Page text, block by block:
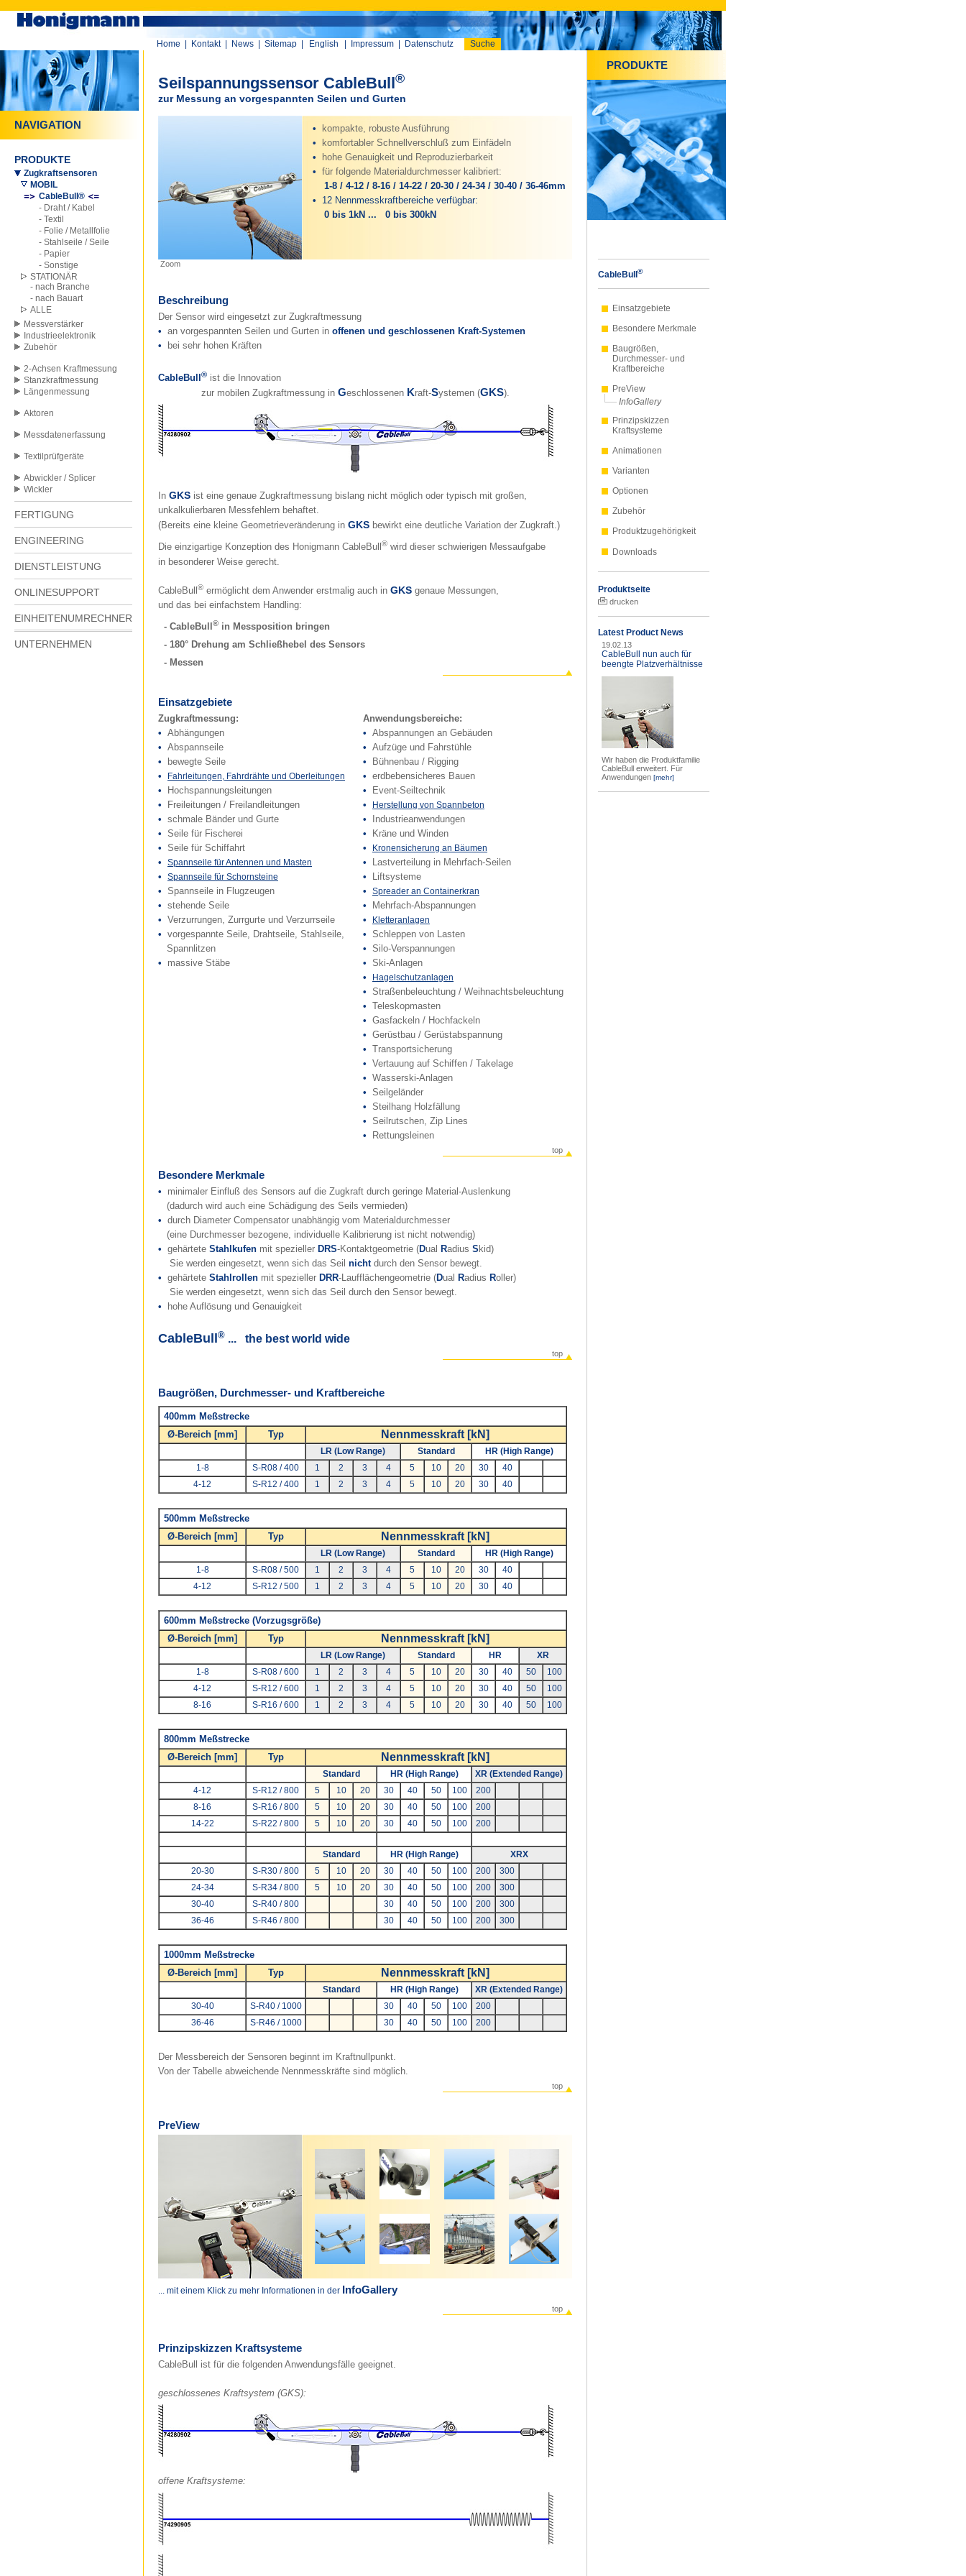
Home Kontakt News Sitemap English Impressum Datenschutz Suche
NAVIGATION
PRODUKTE
Zugkraftsensoren
MOBIL
CableBull®
- Draht / Kabel
- Textil
- Folie / Metallfolie
- Stahlseile / Seile
- Papier
- Sonstige
STATIONÄR
- nach Branche
- nach Bauart
ALLE
Messverstärker
Industrieelektronik
Zubehör
2-Achsen Kraftmessung
Stanzkraftmessung
Längenmessung
Aktoren
Messdatenerfassung
Textilprüfgeräte
Abwickler / Splicer
Wickler
FERTIGUNG
ENGINEERING
DIENSTLEISTUNG
ONLINESUPPORT
EINHEITENUMRECHNER
UNTERNEHMEN
Seilspannungssensor CableBull ®
zur Messung an vorgespannten Seilen und Gurten
• kompakte, robuste Ausführung
• komfortabler Schnellverschluß zum Einfädeln
• hohe Genauigkeit und Reproduzierbarkeit
• für folgende Materialdurchmesser kalibriert:
1-8 / 4-12 / 8-16 / 14-22 / 20-30 / 24-34 / 30-40 / 36-46mm
•
12 Nennmesskraftbereiche verfügbar:
0 bis 1kN ... 0 bis 300kN
Zoom
Beschreibung
Der Sensor wird eingesetzt zur Zugkraftmessung
• an vorgespannten Seilen und Gurten in offenen und geschlossenen Kraft-Systemen
• bei sehr hohen Kräften
CableBull ® ist die Innovation
zur mobilen Zugkraftmessung in Geschlossenen Kraft-Systemen (GKS).
In GKS ist eine genaue Zugkraftmessung bislang nicht möglich oder typisch mit großen,
unkalkulierbaren Messfehlern behaftet.
(Bereits eine kleine Geometrieveränderung in GKS bewirkt eine deutliche Variation der Zugkraft.)
Die einzigartige Konzeption des Honigmann CableBull ® wird dieser schwierigen Messaufgabe
in besonderer Weise gerecht.
CableBull ® ermöglicht dem Anwender erstmalig auch in GKS genaue Messungen,
und das bei einfachstem Handling:
- CableBull ® in Messposition bringen
- 180° Drehung am Schließhebel des Sensors
- Messen
Einsatzgebiete
Zugkraftmessung:
• Abhängungen
• Abspannseile
• bewegte Seile
•
Fahrleitungen, Fahrdrähte und Oberleitungen
• Hochspannungsleitungen
• Freileitungen / Freilandleitungen
• schmale Bänder und Gurte
• Seile für Fischerei
• Seile für Schiffahrt
•
Spannseile für Antennen und Masten
• Spannseile für Schornsteine
• Spannseile in Flugzeugen
• stehende Seile
• Verzurrungen, Zurrgurte und Verzurrseile
• vorgespannte Seile, Drahtseile, Stahlseile,
Spannlitzen
• massive Stäbe
Anwendungsbereiche:
• Abspannungen an Gebäuden
• Aufzüge und Fahrstühle
• Bühnenbau / Rigging
• erdbebensicheres Bauen
• Event-Seiltechnik
•
Herstellung von Spannbeton
• Industrieanwendungen
• Kräne und Winden
•
Kronensicherung an Bäumen
• Lastverteilung in Mehrfach-Seilen
• Liftsysteme
•
Spreader an Containerkran
• Mehrfach-Abspannungen
•
Kletteranlagen
• Schleppen von Lasten
• Silo-Verspannungen
• Ski-Anlagen
•
Hagelschutzanlagen
• Straßenbeleuchtung / Weihnachtsbeleuchtung
• Teleskopmasten
• Gasfackeln / Hochfackeln
• Gerüstbau / Gerüstabspannung
• Transportsicherung
• Vertauung auf Schiffen / Takelage
• Wasserski-Anlagen
• Seilgeländer
• Steilhang Holzfällung
• Seilrutschen, Zip Lines
• Rettungsleinen
top
Besondere Merkmale
• minimaler Einfluß des Sensors auf die Zugkraft durch geringe Material-Auslenkung
(dadurch wird auch eine Schädigung des Seils vermieden)
• durch Diameter Compensator unabhängig vom Materialdurchmesser
(eine Durchmesser bezogene, individuelle Kalibrierung ist nicht notwendig)
• gehärtete Stahlkufen mit spezieller DRS-Kontaktgeometrie (Dual Radius S kid)
Sie werden eingesetzt, wenn sich das Seil nichtdurch den Sensor bewegt.
• gehärtete Stahlrollen mit spezieller DRR-Laufflächengeometrie (Dual Radius Roller)
Sie werden eingesetzt, wenn sich das Seil durch den Sensor bewegt.
• hohe Auflösung und Genauigkeit
CableBull ® ... the best world wide
top
Baugrößen, Durchmesser- und Kraftbereiche
400mm Meßstrecke
Ø-Bereich [mm]
Typ Nennmesskraft [kN]
LR (Low Range) Standard
HR (High Range)
1-8
S-R08 / 400 1 2 3 4 5 10 20 30
40
4-12
S-R12 / 400 1 2 3 4 5 10 20 30 40
500mm Meßstrecke
Ø-Bereich [mm]
Typ Nennmesskraft [kN]
LR (Low Range) Standard
HR (High Range)
1-8
S-R08 / 500 1 2 3 4 5 10 20 30
40
4-12
S-R12 / 500 1 2 3 4 5 10 20 30 40
600mm Meßstrecke (Vorzugsgröße)
Ø-Bereich [mm]
Typ Nennmesskraft [kN]
LR (Low Range) Standard HR
XR
1-8
S-R08 / 600 1 2 3 4 5 10 20 30 40 50
100
4-12
S-R12 / 600 1 2 3 4 5 10 20 30 40 50
100
8-16
S-R16 / 600 1 2 3 4 5 10 20 30 40 50 100
800mm Meßstrecke
Ø-Bereich [mm]
Typ Nennmesskraft [kN]
Standard HR (High Range)
XR (Extended Range)
4-12
S-R12 / 800 5 10 20 30 40 50 100
200
8-16
S-R16 / 800 5 10 20 30 40 50 100
200
14-22
S-R22 / 800 5 10 20 30 40 50 100 200
Standard HR (High Range)
XRX
20-30
S-R30 / 800 5 10 20 30 40 50 100 200
300
24-34
S-R34 / 800 5 10 20 30 40 50 100 200
300
30-40
S-R40 / 800 30 40 50 100 200
300
36-46
S-R46 / 800 30 40 50 100 200 300
1000mm Meßstrecke
Ø-Bereich [mm]
Typ Nennmesskraft [kN]
Standard HR (High Range)
XR (Extended Range)
30-40
S-R40 / 1000 30 40 50 100
200
36-46
S-R46 / 1000 30 40 50 100 200
Der Messbereich der Sensoren beginnt im Kraftnullpunkt.
Von der Tabelle abweichende Nennmesskräfte sind möglich.
top
PreView
... mit einem Klick zu mehr Informationen in der InfoGallery
top
Prinzipskizzen Kraftsysteme
CableBull ist für die folgenden Anwendungsfälle geeignet.
geschlossenes Kraftsystem (GKS):
offene Kraftsysteme:
PRODUKTE
CableBull ®
Einsatzgebiete
Besondere Merkmale
Baugrößen,
Durchmesser- und
Kraftbereiche
PreView
InfoGallery
Prinzipskizzen
Kraftsysteme
Animationen
Varianten
Optionen
Zubehör
Produktzugehörigkeit
Downloads
Produktseite
drucken
Latest Product News
19.02.13
CableBull nun auch für
beengte Platzverhältnisse
Wir haben die Produktfamilie
CableBull erweitert. Für
Anwendungen [mehr]